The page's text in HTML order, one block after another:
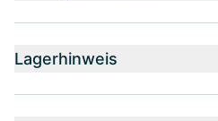
Lagerhinweis